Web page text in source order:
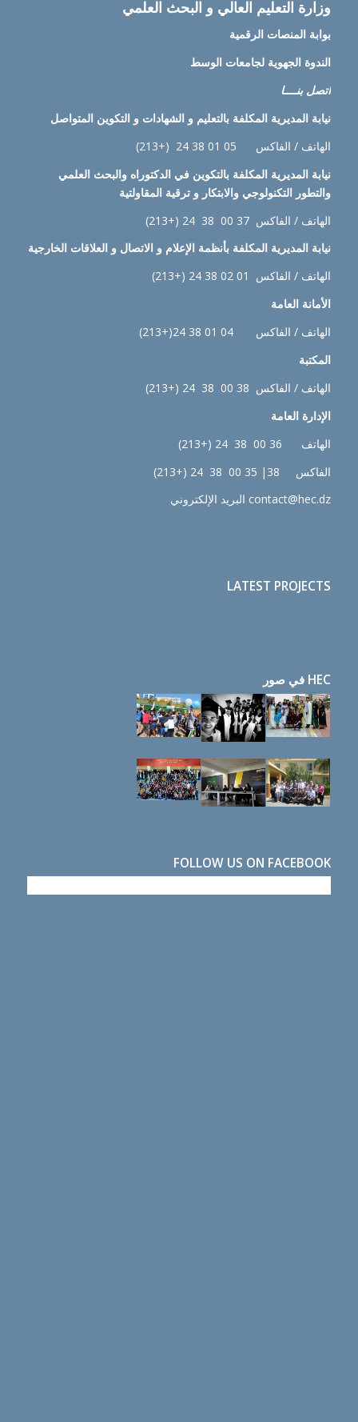
وزارة التعليم العالي و البحث العلمي
بوابة المنصات الرقمية
الندوة الجهوية لجامعات الوسط
اتصل بنــــا
نيابة المديرية المكلفة بالتعليم و الشهادات و التكوين المتواصل
الهاتف / الفاكس 05 01 38 24 (+213)
نيابة المديرية المكلفة بالتكوين في الدكتوراه والبحث العلمي
والتطور التكنولوجي والابتكار و ترقية المقاولتية
الهاتف / الفاكس 37 00 38 24 (+213)
نيابة المديرية المكلفة بأنظمة الإعلام و الاتصال و العلاقات الخارجية
الهاتف / الفاكس 01 02 38 24 (+213)
الأمانة العامة
الهاتف / الفاكس 04 01 38 24(+213)
المكتبة
الهاتف / الفاكس 38 00 38 24 (+213)
الإدارة العامة
الهاتف 36 00 38 24 (+213)
الفاكس 38| 35 00 38 24 (+213)
contact@hec.dz البريد الإلكتروني
LATEST PROJECTS
HEC في صور
FOLLOW US ON FACEBOOK